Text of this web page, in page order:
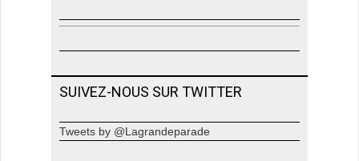
SUIVEZ-NOUS SUR TWITTER
Tweets by @Lagrandeparade